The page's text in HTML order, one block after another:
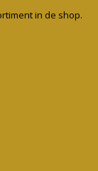
in de shop.